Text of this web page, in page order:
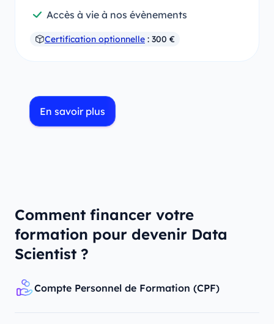
Accès à vie à nos évènements
Certification optionnelle : 300 €
En savoir plus
Comment financer votre
formation pour devenir Data
Scientist ?
Compte Personnel de Formation (CPF)